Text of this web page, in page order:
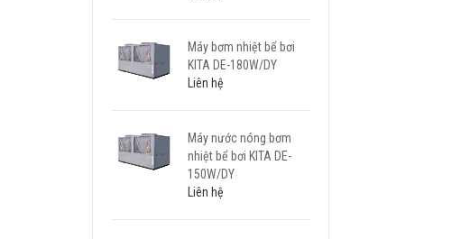
Máy bơm nhiệt bể bơi
KITA DE-180W/DY
Liên hệ
Máy nước nóng bơm
nhiệt bể bơi KITA DE-
150W/DY
Liên hệ